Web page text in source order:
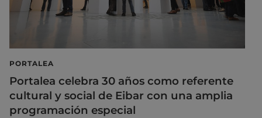
PORTALEA
Portalea celebra 30 años como referente
cultural y social de Eibar con una amplia
programación especial